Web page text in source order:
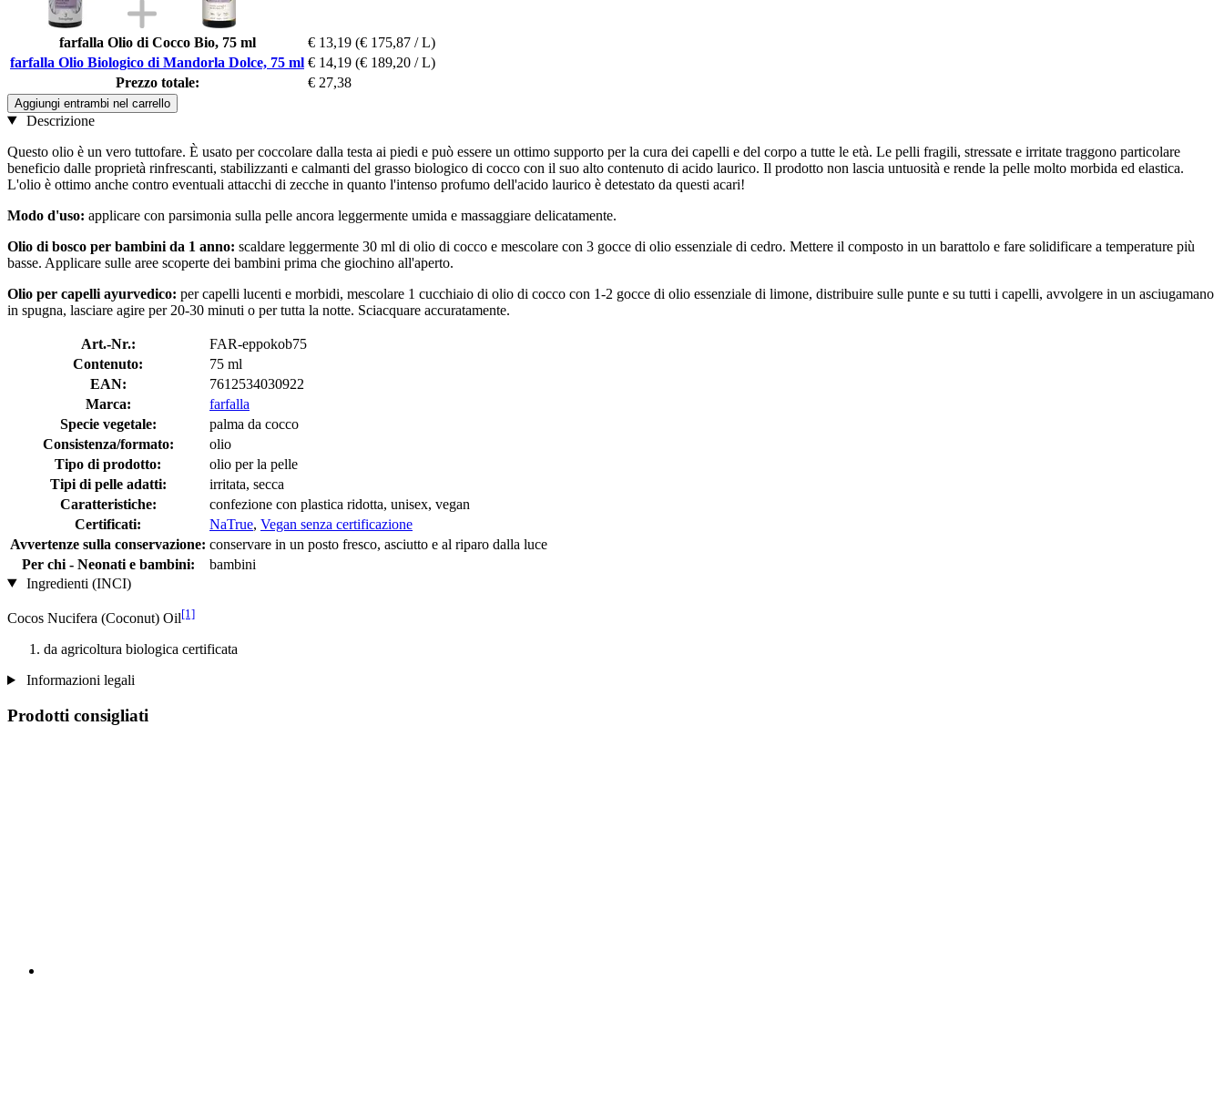
farfalla Olio di Cocco Bio, 75 ml € 13,19 (€ 175,87 / L)
farfalla Olio Biologico di Mandorla Dolce, 75 ml € 14,19 (€ 189,20 / L)
Prezzo totale:
€ 27,38
Aggiungi entrambi nel carrello
Descrizione
Questo olio è un vero tuttofare. È usato per coccolare dalla testa ai piedi e può essere un ottimo supporto per la cura dei capelli e del corpo a tutte le età. Le pelli fragili, stressate e irritate traggono particolare
beneficio dalle proprietà rinfrescanti, stabilizzanti e calmanti del grasso biologico di cocco con il suo alto contenuto di acido laurico. Il prodotto non lascia untuosità e rende la pelle molto morbida ed elastica.
L'olio è ottimo anche contro eventuali attacchi di zecche in quanto l'intenso profumo dell'acido laurico è detestato da questi acari!
Modo d'uso: applicare con parsimonia sulla pelle ancora leggermente umida e massaggiare delicatamente.
Olio di bosco per bambini da 1 anno: scaldare leggermente 30 ml di olio di cocco e mescolare con 3 gocce di olio essenziale di cedro. Mettere il composto in un barattolo e fare solidificare a temperature più
basse. Applicare sulle aree scoperte dei bambini prima che giochino all'aperto.
Olio per capelli ayurvedico: per capelli lucenti e morbidi, mescolare 1 cucchiaio di olio di cocco con 1-2 gocce di olio essenziale di limone, distribuire sulle punte e su tutti i capelli, avvolgere in un asciugamano
in spugna, lasciare agire per 20-30 minuti o per tutta la notte. Sciacquare accuratamente.
Art.-Nr.:
FAR-eppokob75
Contenuto:
75 ml
EAN:
7612534030922
Marca:
farfalla
Specie vegetale:
palma da cocco
Consistenza/formato:
olio
Tipo di prodotto:
olio per la pelle
Tipi di pelle adatti:
irritata, secca
Caratteristiche:
confezione con plastica ridotta, unisex, vegan
Certificati:
NaTrue, Vegan senza certificazione
Avvertenze sulla conservazione: conservare in un posto fresco, asciutto e al riparo dalla luce
Per chi - Neonati e bambini:
bambini
Ingredienti (INCI)
Cocos Nucifera (Coconut) Oil[1]
da agricoltura biologica certificata
Informazioni legali
Prodotti consigliati